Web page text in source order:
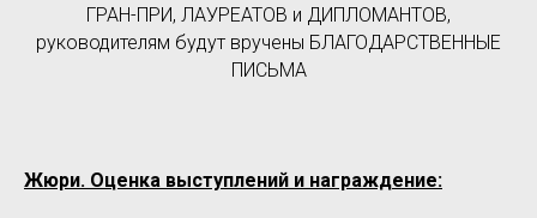
ГРАН-ПРИ, ЛАУРЕАТОВ и ДИПЛОМАНТОВ,
руководителям будут вручены БЛАГОДАРСТВЕННЫЕ
ПИСЬМА
Жюри. Оценка выступлений и награждение: